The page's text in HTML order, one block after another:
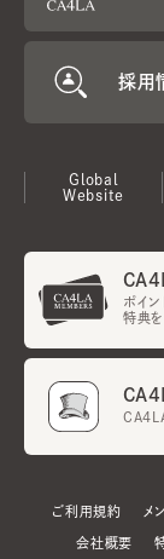
採用
Global
Website
ポイ
特典を
ご利用規約 メ
会社概要